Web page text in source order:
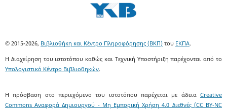
© 2015-2026, Βιβλιοθήκη και Κέντρο Πληροφόρησης (ΒΚΠ) του ΕΚΠΑ.
Η Διαχείρηση του ιστοτόπου καθώς και Τεχνική Υποστήριξη παρέχονται από το
Υπολογιστικό Κέντρο Βιβλιοθηκών.
Η πρόσβαση στο περιεχόμενο του ιστοτόπου παρέχεται με άδεια Creative
Commons Αναφορά Δημιουργού - Μη Εμπορική Χρήση 4.0 Διεθνές (CC BY-NC